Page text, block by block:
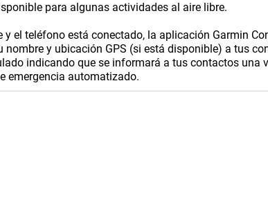
para algunas actividades al aire libre.
el teléfono está conectado, la aplicación Garmin
y ubicación GPS (si está disponible) a tus
indicando que se informará a tus contactos una
emergencia automatizado.